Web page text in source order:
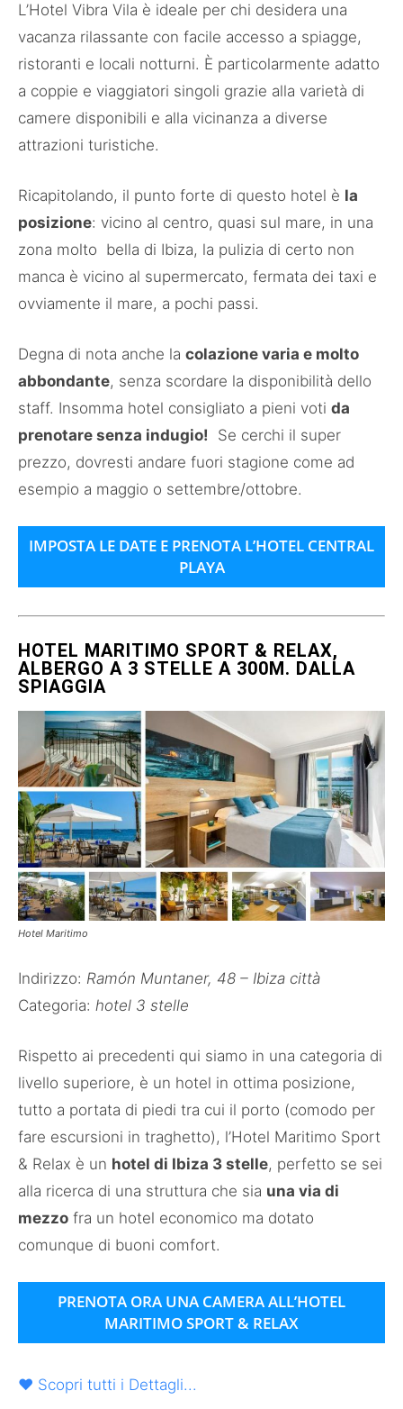
L’Hotel Vibra Vila è ideale per chi desidera una
vacanza rilassante con facile accesso a spiagge,
ristoranti e locali notturni. È particolarmente adatto
a coppie e viaggiatori singoli grazie alla varietà di
camere disponibili e alla vicinanza a diverse
attrazioni turistiche. ​
Ricapitolando, il punto forte di questo hotel è la
posizione: vicino al centro, quasi sul mare, in una
zona molto bella di Ibiza, la pulizia di certo non
manca è vicino al supermercato, fermata dei taxi e
ovviamente il mare, a pochi passi.
Degna di nota anche la colazione varia e molto
abbondante, senza scordare la disponibilità dello
staff. Insomma hotel consigliato a pieni voti da
prenotare senza indugio! Se cerchi il super
prezzo, dovresti andare fuori stagione come ad
esempio a maggio o settembre/ottobre.
IMPOSTA LE DATE E PRENOTA L’HOTEL CENTRAL
PLAYA
HOTEL MARITIMO SPORT & RELAX,
ALBERGO A 3 STELLE A 300M. DALLA
SPIAGGIA
Hotel Maritimo
Indirizzo: Ramón Muntaner, 48 – Ibiza città
Categoria: hotel 3 stelle
Rispetto ai precedenti qui siamo in una categoria di
livello superiore, è un hotel in ottima posizione,
tutto a portata di piedi tra cui il porto (comodo per
fare escursioni in traghetto), l’Hotel Maritimo Sport
& Relax è un hotel di Ibiza 3 stelle, perfetto se sei
alla ricerca di una struttura che sia una via di
mezzo fra un hotel economico ma dotato
comunque di buoni comfort.
PRENOTA ORA UNA CAMERA ALL’HOTEL
MARITIMO SPORT & RELAX
♥ Scopri tutti i Dettagli...